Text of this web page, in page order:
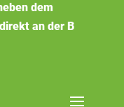
dem
an der B